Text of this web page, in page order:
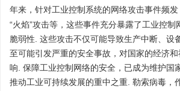
年来，针对工业控制系统的网络攻击事件频发
“火焰”攻击等，这些事件充分暴露了工业控制
脆弱性. 这些攻击不仅可能导致生产中断、设
至可能引发严重的安全事故，对国家的经济
响. 保障工业控制网络的安全，已成为维护国
推动工业可持续发展的重中之重. 勒索病毒，